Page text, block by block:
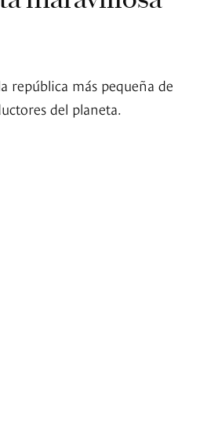
república más pequeña de
del planeta.